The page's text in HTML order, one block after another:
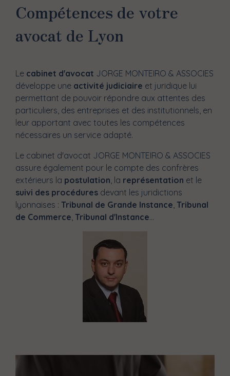
Compétences de votre
avocat de Lyon
Le cabinet d'avocat JORGE MONTEIRO & ASSOCIES
développe une activité judiciaire et juridique lui
permettant de pouvoir répondre aux attentes des
particuliers, des entreprises et des institutionnels, en
leur apportant avec toutes les compétences
nécessaires un service adapté.
Le cabinet d'avocat JORGE MONTEIRO & ASSOCIES
assure également pour le compte des confrères
extérieurs la postulation, la représentation et le
suivi des procéduresdevant les juridictions
lyonnaises : Tribunal de Grande Instance, Tribunal
de Commerce, Tribunal d'Instance...